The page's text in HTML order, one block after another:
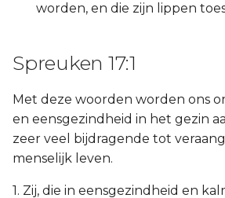
worden, en die zijn lippen
Spreuken 17:1
Met deze woorden worden ons
en eensgezindheid in het gezin
zeer veel bijdragende tot
menselijk leven.
1. Zij, die in eensgezindheid en